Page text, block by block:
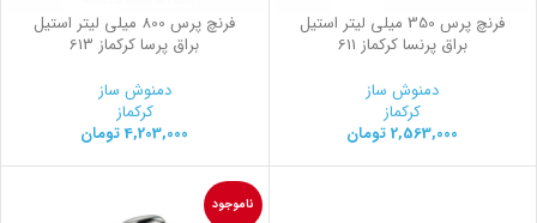
فرنچ پرس 350 میلی لیتر استیل
براق پرنسا کرکماز 611
دمنوش ساز
کرکماز
2,563,000 تومان
فرنچ پرس 800 میلی لیتر استیل
براق پرسا کرکماز 613
دمنوش ساز
کرکماز
4,203,000 تومان
ناموجود